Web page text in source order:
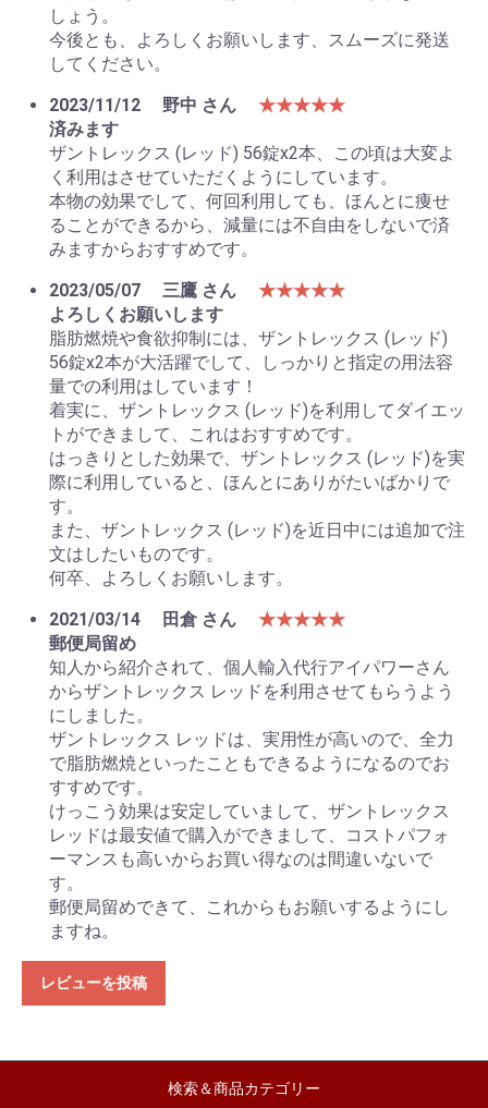
しょう。
今後とも、よろしくお願いします、スムーズに発送
してください。
2023/11/12
野中 さん
★★★★★
済みます
ザントレックス (レッド) 56錠x2本、この頃は大変よ
く利用はさせていただくようにしています。
本物の効果でして、何回利用しても、ほんとに痩せ
ることができるから、減量には不自由をしないで済
みますからおすすめです。
2023/05/07
三鷹 さん
★★★★★
よろしくお願いします
脂肪燃焼や食欲抑制には、ザントレックス (レッド)
56錠x2本が大活躍でして、しっかりと指定の用法容
量での利用はしています！
着実に、ザントレックス (レッド)を利用してダイエッ
トができまして、これはおすすめです。
はっきりとした効果で、ザントレックス (レッド)を実
際に利用していると、ほんとにありがたいばかりで
す。
また、ザントレックス (レッド)を近日中には追加で注
文はしたいものです。
何卒、よろしくお願いします。
2021/03/14
田倉 さん
★★★★★
郵便局留め
知人から紹介されて、個人輸入代行アイパワーさん
からザントレックス レッドを利用させてもらうよう
にしました。
ザントレックス レッドは、実用性が高いので、全力
で脂肪燃焼といったこともできるようになるのでお
すすめです。
けっこう効果は安定していまして、ザントレックス
レッドは最安値で購入ができまして、コストパフォ
ーマンスも高いからお買い得なのは間違いないで
す。
郵便局留めできて、これからもお願いするようにし
ますね。
レビューを投稿
検索＆商品カテゴリー